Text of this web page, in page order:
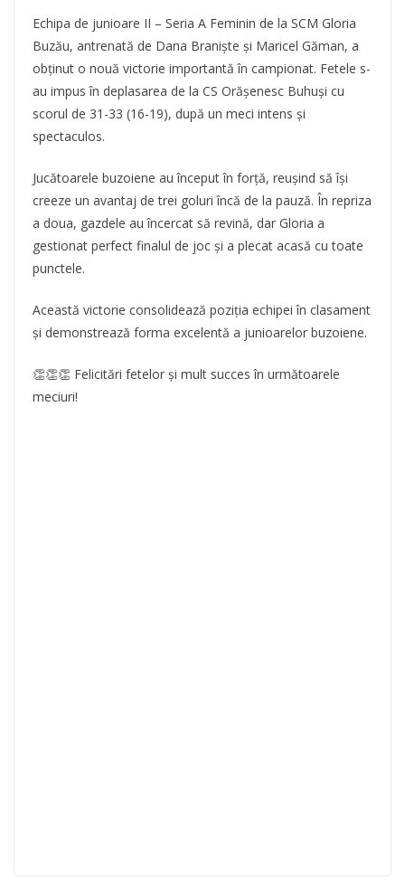
Echipa de junioare II – Seria A Feminin de la SCM Gloria
Buzău, antrenată de Dana Braniște și Maricel Găman, a
obținut o nouă victorie importantă în campionat. Fetele s-
au impus în deplasarea de la CS Orășenesc Buhuși cu
scorul de 31-33 (16-19), după un meci intens și
spectaculos.
Jucătoarele buzoiene au început în forță, reușind să își
creeze un avantaj de trei goluri încă de la pauză. În repriza
a doua, gazdele au încercat să revină, dar Gloria a
gestionat perfect finalul de joc și a plecat acasă cu toate
punctele.
Această victorie consolidează poziția echipei în clasament
și demonstrează forma excelentă a junioarelor buzoiene.
👏👏👏 Felicitări fetelor și mult succes în următoarele
meciuri!